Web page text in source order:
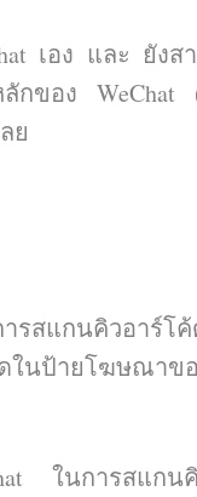
เอง และ ยังส
กของ WeChat
ย
ารสแกนคิวอาร์
ในป้ายโฆษณาขอ
ในการสแกน